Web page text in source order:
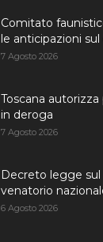
Comitato
le anticipazioni
7 Agosto 2026
Toscana
in deroga
7 Agosto 2026
Decreto legge
venatorio
6 Agosto 2026